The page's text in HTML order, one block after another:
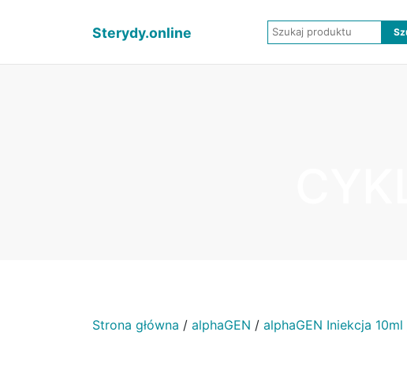
Sterydy.online
Strona główna / alphaGEN / alphaGEN Iniekcja 10ml